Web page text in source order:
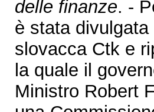
delle finanze. -
è stata
slovacca Ctk e
la quale il
Ministro Robert